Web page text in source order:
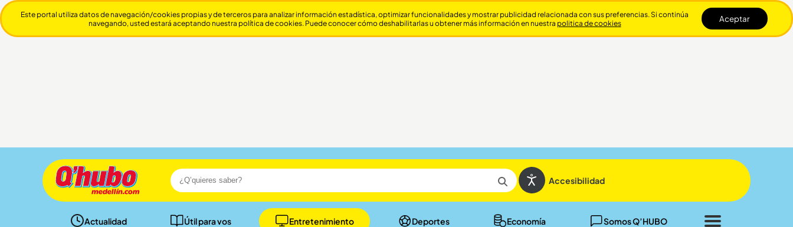
Accesibilidad
Actualidad Útil para vos Entretenimiento Deportes Economía Somos Q’HUBO
Cerrar
Este portal utiliza datos de navegación/cookies propias y de terceros para analizar información estadística, optimizar funcionalidades y mostrar publicidad relacionada con sus preferencias. Si continúa
navegando, usted estará aceptando nuestra política de cookies. Puede conocer cómo deshabilitarlas u obtener más información en nuestra politica de cookies Aceptar